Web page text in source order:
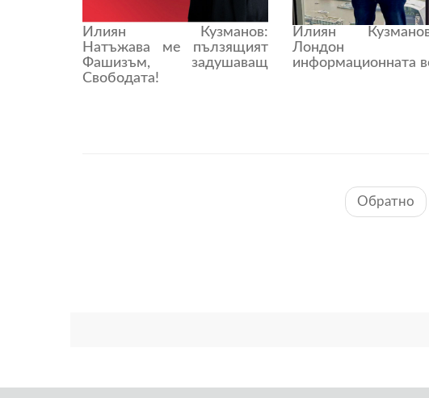
Илиян Кузманов:
Натъжава ме пълзящият
Фашизъм, задушаващ
Свободата!
Илиян
Лондон
информационната
Обратно